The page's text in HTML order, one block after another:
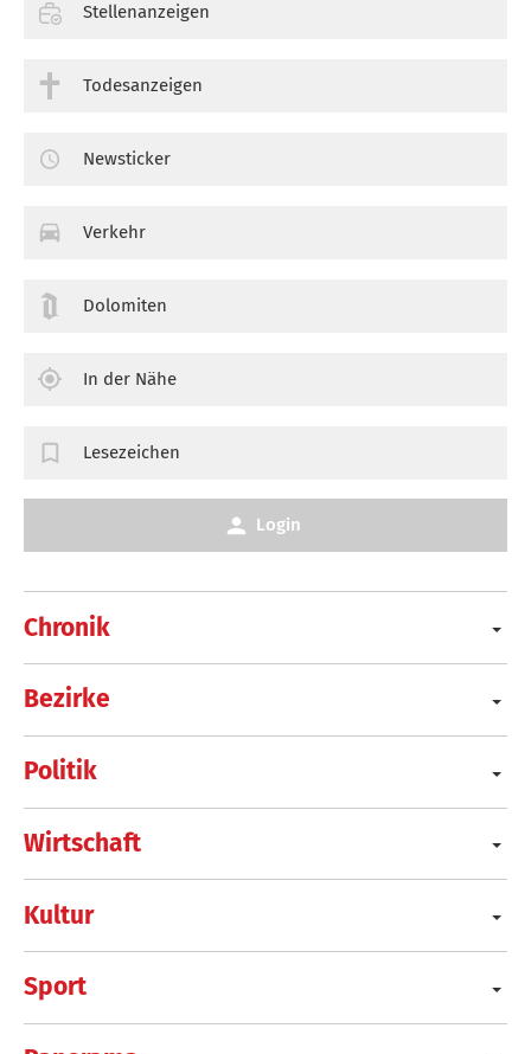
Chronik
Bezirke
Politik
Wirtschaft
Kultur
Sport
Stellenanzeigen
Todesanzeigen
Newsticker
Verkehr
Dolomiten
In der Nähe
Lesezeichen
Login